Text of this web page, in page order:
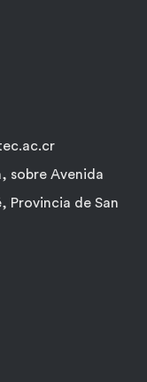
sobre Avenida
Provincia de San